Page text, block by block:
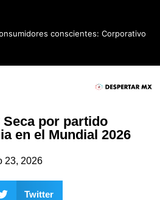
conscientes: Corporativo
Seca por partido
en el Mundial 2026
23, 2026
Twitter